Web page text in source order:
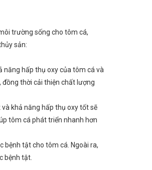
trường sống cho tôm cá,
sản:
năng hấp thụ oxy của tôm cá và
thời cải thiện chất lượng
khả năng hấp thụ oxy tốt sẽ
tôm cá phát triển nhanh hơn
bệnh tật cho tôm cá. Ngoài ra,
bệnh tật.